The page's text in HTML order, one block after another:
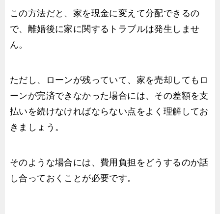
この方法だと、家を現金に変えて分配できるの
で、離婚後に家に関するトラブルは発生しませ
ん。
ただし、ローンが残っていて、家を売却してもロ
ーンが完済できなかった場合には、その差額を支
払いを続けなければならない点をよく理解してお
きましょう。
そのような場合には、費用負担をどうするのか話
し合っておくことが必要です。